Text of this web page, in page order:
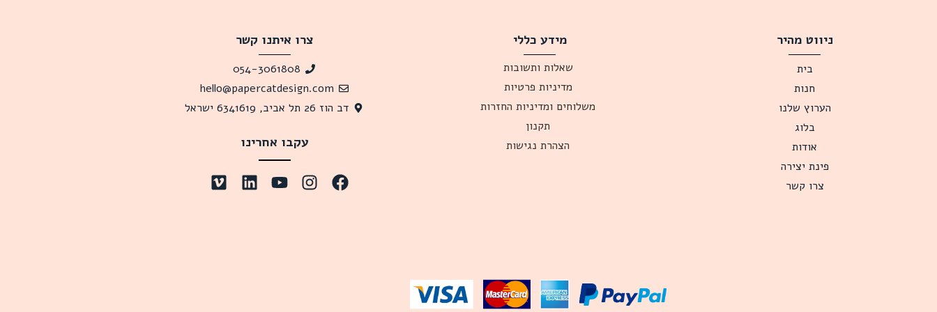
ניווט מהיר
בית
חנות
הערוץ שלנו
בלוג
אודות
פינת יצירה
צרו קשר
מידע כללי
שאלות ותשובות
מדיניות פרטיות
משלוחים ומדיניות החזרות
תקנון
הצהרת נגישות
צרו איתנו קשר
054-3061808
hello@papercatdesign.com
דב הוז 26 תל אביב, 6341619 ישראל
עקבו אחרינו